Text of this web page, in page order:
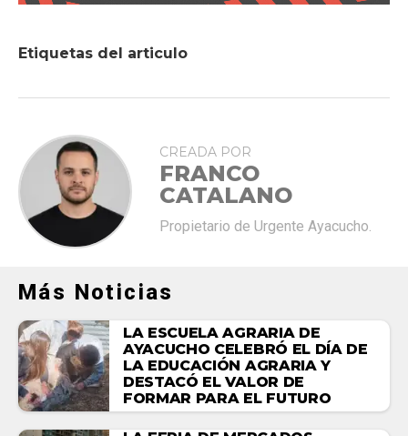
Etiquetas del articulo
CREADA POR
FRANCO
CATALANO
Propietario de Urgente Ayacucho.
Más Noticias
LA ESCUELA AGRARIA DE
AYACUCHO CELEBRÓ EL DÍA DE
LA EDUCACIÓN AGRARIA Y
DESTACÓ EL VALOR DE
FORMAR PARA EL FUTURO